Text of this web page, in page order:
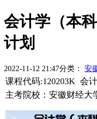
会计学（本
计划
2022-11-12 21:47分类： 安
课程代码:120203K 会计
主考院校：安徽财经大